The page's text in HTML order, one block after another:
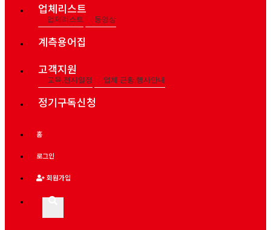
업체리스트
업체리스트 동영상
계측용어집
고객지원
교육,전시일정 업체 근황,행사안내
정기구독신청
홈
로그인
회원가입